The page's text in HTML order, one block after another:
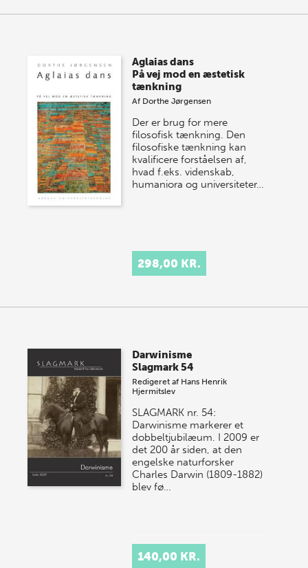
Aglaias dans
På vej mod en æstetisk
tænkning
Af Dorthe Jørgensen
Der er brug for mere
filosofisk tænkning. Den
filosofiske tænkning kan
kvalificere forståelsen af,
hvad f.eks. videnskab,
humaniora og universiteter…
298,00 KR.
Darwinisme
Slagmark 54
Redigeret af Hans Henrik
Hjermitslev
SLAGMARK nr. 54:
Darwinisme markerer et
dobbeltjubilæum. I 2009 er
det 200 år siden, at den
engelske naturforsker
Charles Darwin (1809-1882)
blev fø…
140,00 KR.